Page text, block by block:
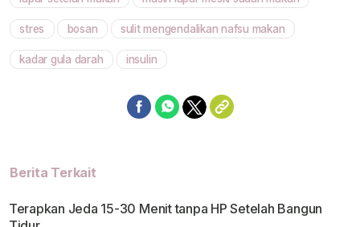
Mute
stres bosan sulit mengendalikan nafsu makan
kadar gula darah insulin
Berita Terkait
Terapkan Jeda 15-30 Menit tanpa HP Setelah Bangun